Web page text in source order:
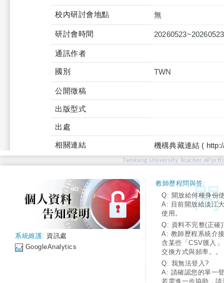
校內研討會地點 無
研討會時間 20260523~20260523
通訊作者
國別 TWN
公開徵稿
出版型式
出處
相關連結 機構典藏連結 (
Tamkang University Teacher
系統維護: 資訊處
GoogleAnalytics
教師歷程問與答:
Q: 開放給何種身份
A: 目前開放給淡江
使用。
Q: 資料不完整(正確
A: 教師歷程系統介
含某些「CSV匯入
交換方式與頻率。。
Q: 我無法登入?
A: 請確認您的單一
若需進一步協助，